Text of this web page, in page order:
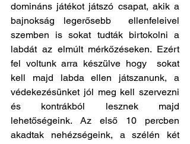
domináns játékot játszó csapat, akik a
bajnokság legerősebb  ellenfeleivel
szemben is sokat tudták birtokolni a
labdát az elmúlt mérkőzéseken. Ezért
fel voltunk arra készülve hogy  sokat
kell majd labda ellen játszanunk, a
védekezésünket jól meg kell szervezni
és kontrákból lesznek majd
lehetőségeink. Az első 10 percben
akadtak nehézségeink, a szélén két